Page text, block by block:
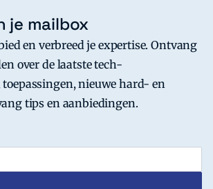
je mailbox
en verbreed je expertise. Ontvang
over de laatste tech-
nieuwe hard- en
tips en aanbiedingen.